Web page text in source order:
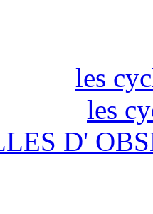
les
les
D'